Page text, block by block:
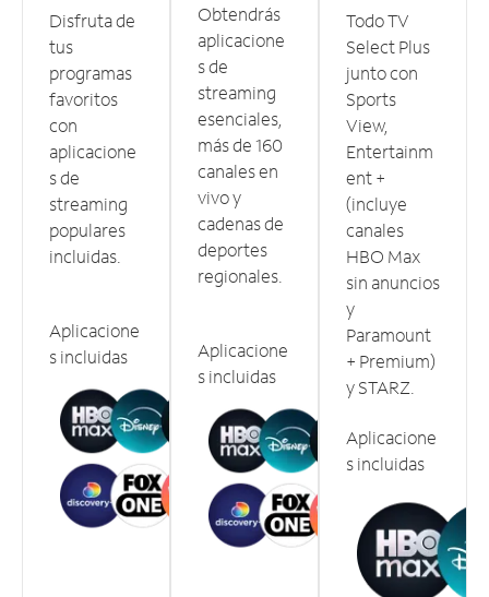
Disfruta de
tus
programas
favoritos
con
aplicacione
s de
streaming
populares
incluidas.
Aplicacione
s incluidas
Obtendrás
aplicacione
s de
streaming
esenciales,
más de 160
canales en
vivo y
cadenas de
deportes
regionales.
Aplicacione
s incluidas
Todo TV
Select Plus
junto con
Sports
View,
Entertainm
ent +
(incluye
canales
HBO Max
sin anuncios
y
Paramount
+ Premium)
y STARZ.
Aplicacione
s incluidas